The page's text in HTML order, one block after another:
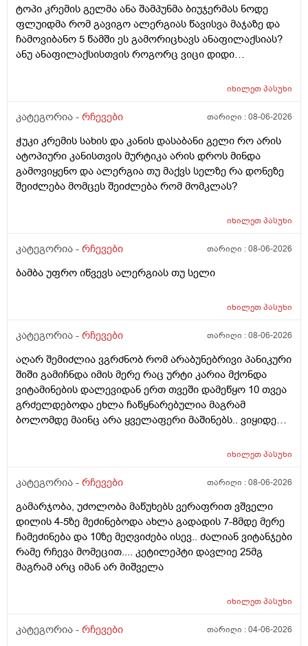
ტოპი კრემის გელმა ანა შამპუნმა ბიუჯერმას ნოდე
ფლუიდმა რომ გავიგო ალერგიას წავისვა მაჯაზე და
ჩამოვიბანო 5 წამში ეს გამორიცხავს ანაფილაქსიას?
ანუ ანაფილაქსისთვის როგორც ვიცი დიდი
ანაფილაქცია განვითარდეს სწორია? ანუ იმ
კონკრეტული რაღაც ნივთიერების მიმართ ეს ტესტი
ტესტი დიდი დიდი გამოყაროს ხო?
იხილეთპასუხი
კატეგორია - რჩევები თარიღი :08-06-2026
ჭუკი კრემის სახის და კანის დასაბანი გელი რო არის
ატოპიური კანისთვის მურტიკა არის დროს მინდა
გამოვიყენო და ალერგია თუ მაქვს სელზე რა დონეზე
შეიძლება მომცეს შეიძლება რომ მომკლას?
იხილეთპასუხი
კატეგორია - რჩევები თარიღი :08-06-2026
ბამბა უფრო იწვევს ალერგიას თუ სელი
იხილეთპასუხი
კატეგორია - რჩევები თარიღი :08-06-2026
აღარ შემიძლია ვგრძნობ რომ არაბუნებრივი პანიკური
შიში გამიჩნდა იმის მერე რაც ურტი კარია მქონდა
ვიტამინების დალევიდან ერთ თვეში დამეწყო 10 თვეა
გრძელდებოდა ეხლა ჩაწყნარებულია მაგრამ
ბოლომდე მაინც არა ყველაფერი მაშინებს.. ვიყიდე
არა.მაშონ ანაფილაქსია ხომ არ მექმება?
ცუდათ ვხდებინშოშოსგან მარტო მაშინებს ეს
ონტელექტოც ანაფილაქსიას ახსენებს სულ დამამე
როზა
იხილეთპასუხი
კატეგორია - რჩევები თარიღი :08-06-2026
გამარჯობა, უძოლობა მაწუხებს ვერაფრით ვშველი
დილის 4-5ზე მეძინებოდა ახლა გადადის 7-8მდე მერე
ჩამეძინება და 10ზე მეღვიძება ისევ.. ძალიან ვიტანჯები
რამე რჩევა მომეცით.... კეტილეპტი დავლიე 25მგ
მაგრამ არც იმან არ მიშველა
იხილეთპასუხი
კატეგორია - რჩევები თარიღი :04-06-2026